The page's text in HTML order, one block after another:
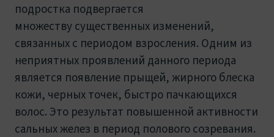
подростка подвергается
множеству существенных изменений,
связанных с периодом взросления. Одним из
неприятных проявлений данного периода
является появление прыщей, жирного блеска
кожи, черных точек, быстро пачкающихся
волос. Это результат повышенной активности
сальных желез в период полового созревания.